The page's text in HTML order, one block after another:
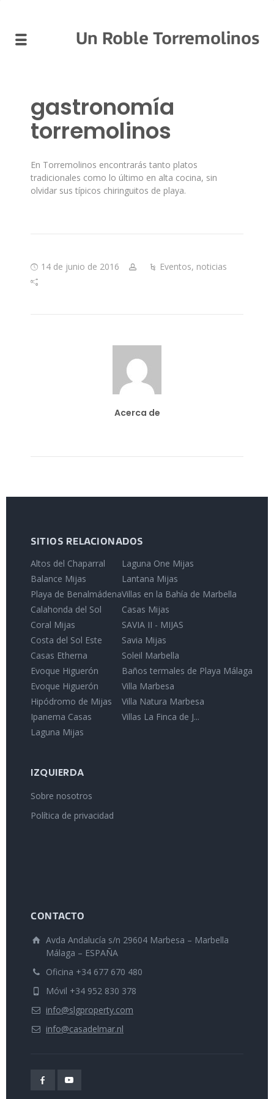
Un Roble Torremolinos
gastronomía
torremolinos
En Torremolinos encontrarás tanto platos
tradicionales como lo último en alta cocina, sin
olvidar sus típicos chiringuitos de playa.
14 de junio de 2016 Eventos, noticias
Acerca de
SITIOS RELACIONADOS
Altos del Chaparral
Balance Mijas
Playa de Benalmádena
Calahonda del Sol
Coral Mijas
Costa del Sol Este
Casas Etherna
Evoque Higuerón
Evoque Higuerón
Hipódromo de Mijas
Ipanema Casas
Laguna Mijas
Laguna One Mijas
Lantana Mijas
Villas en la Bahía de Marbella
Casas Mijas
SAVIA II - MIJAS
Savia Mijas
Soleil Marbella
Baños termales de Playa Málaga
Villa Marbesa
Villa Natura Marbesa
Villas La Finca de J...
IZQUIERDA
Sobre nosotros
Política de privacidad
CONTACTO
Avda Andalucía s/n 29604 Marbesa – Marbella
Málaga – ESPAÑA
Oficina +34 677 670 480
Móvil +34 952 830 378
info@slgproperty.com
info@casadelmar.nl